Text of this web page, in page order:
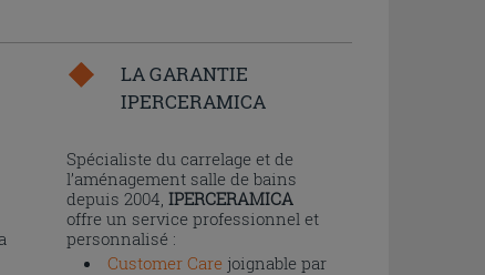
LA GARANTIE
IPERCERAMICA
Spécialiste du carrelage et de
l’aménagement salle de bains
depuis 2004, IPERCERAMICA
offre un service professionnel et
personnalisé :
Customer Carejoignable par